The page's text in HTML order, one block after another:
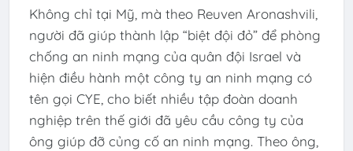
Không chỉ tại Mỹ, mà theo Reuven Aronashvili,
người đã giúp thành lập “biệt đội đỏ” để phòng
chống an ninh mạng của quân đội Israel và
hiện điều hành một công ty an ninh mạng có
tên gọi CYE, cho biết nhiều tập đoàn doanh
nghiệp trên thế giới đã yêu cầu công ty của
ông giúp đỡ củng cố an ninh mạng. Theo ông,